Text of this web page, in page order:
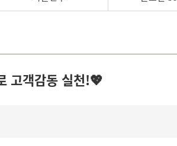
고객감동 실천!💖